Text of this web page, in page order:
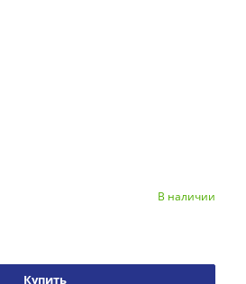
В наличии
Купить